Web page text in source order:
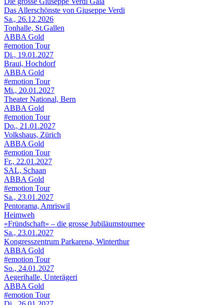
Das Allerschönste von Giuseppe Verdi
Sa., 26.12.2026
Tonhalle, St.Gallen
ABBA Gold
#emotion Tour
Di., 19.01.2027
Braui, Hochdorf
ABBA Gold
#emotion Tour
Mi., 20.01.2027
Theater National, Bern
ABBA Gold
#emotion Tour
Do., 21.01.2027
Volkshaus, Zürich
ABBA Gold
#emotion Tour
Fr., 22.01.2027
SAL, Schaan
ABBA Gold
#emotion Tour
Sa., 23.01.2027
Pentorama, Amriswil
Heimweh
«Fründschaft» – die grosse Jubiläumstournee
Sa., 23.01.2027
Kongresszentrum Parkarena, Winterthur
ABBA Gold
#emotion Tour
So., 24.01.2027
Aegerihalle, Unterägeri
ABBA Gold
#emotion Tour